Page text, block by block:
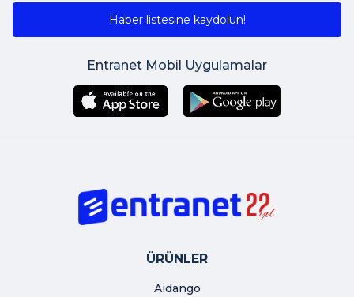
Haber listesine kaydolun!
Entranet Mobil Uygulamalar
ÜRÜNLER
Aidango